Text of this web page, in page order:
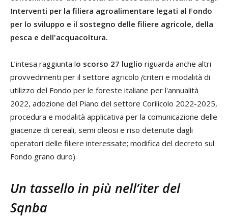
Interventi per la filiera agroalimentare legati al Fondo
per lo sviluppo e il sostegno delle filiere agricole, della
pesca e dell'acquacoltura.
L’intesa raggiunta lo scorso 27 luglio riguarda anche altri
provvedimenti per il settore agricolo (criteri e modalità di
utilizzo del Fondo per le foreste italiane per l'annualità
2022, adozione del Piano del settore Corilicolo 2022-2025,
procedura e modalità applicativa per la comunicazione delle
giacenze di cereali, semi oleosi e riso detenute dagli
operatori delle filiere interessate; modifica del decreto sul
Fondo grano duro).
Un tassello in più nell’iter del
Sqnba